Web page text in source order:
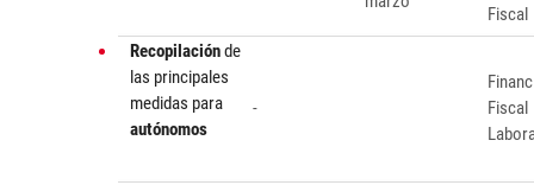
Fiscal
Recopilaciónde
las principales
medidas para
autónomos
-
Fiscal